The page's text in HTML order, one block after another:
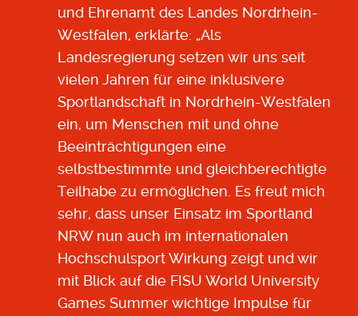
und Ehrenamt des Landes Nordrhein-
Westfalen, erklärte: „Als
Landesregierung setzen wir uns seit
vielen Jahren für eine inklusivere
Sportlandschaft in Nordrhein-Westfalen
ein, um Menschen mit und ohne
Beeinträchtigungen eine
selbstbestimmte und gleichberechtigte
Teilhabe zu ermöglichen. Es freut mich
sehr, dass unser Einsatz im Sportland
NRW nun auch im internationalen
Hochschulsport Wirkung zeigt und wir
mit Blick auf die FISU World University
Games Summer wichtige Impulse für